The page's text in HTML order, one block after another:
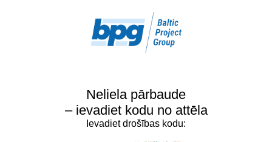
Neliela pārbaude
– ievadiet kodu no attēla
Ievadiet drošības kodu: